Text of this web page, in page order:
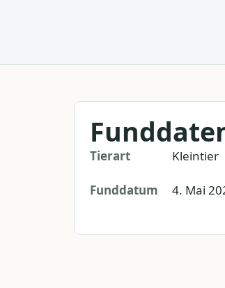
Tierart Kleintier
Funddatum 4. Mai